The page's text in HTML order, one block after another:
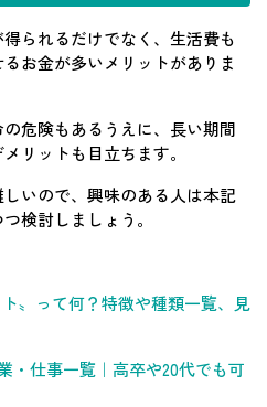
られるだけでなく、生活費も
お金が多いメリットがありま
危険もあるうえに、長い期間
リットも目立ちます。
いので、興味のある人は本記
検討しましょう。
〟って何？特徴や種類一覧、見
・仕事一覧｜高卒や20代でも可